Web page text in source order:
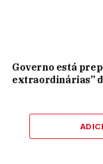
Governo está
extraordinárias”